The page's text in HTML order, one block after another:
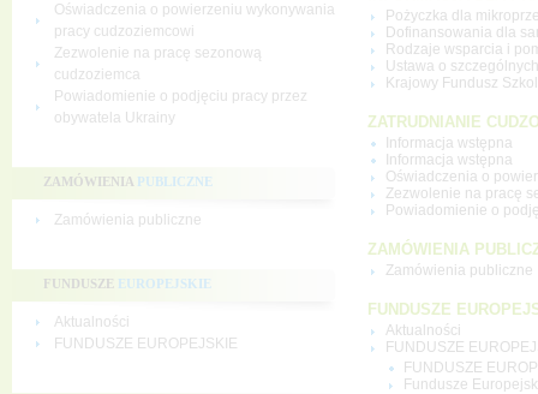
Oświadczenia o powierzeniu wykonywania
pracy cudzoziemcowi
Zezwolenie na pracę sezonową
cudzoziemca
Powiadomienie o podjęciu pracy przez
obywatela Ukrainy
ZAMÓWIENIA PUBLICZNE
Zamówienia publiczne
FUNDUSZE EUROPEJSKIE
Aktualności
FUNDUSZE EUROPEJSKIE
Pożyczka dla
Dofinansowania dla
Rodzaje wsparcia i
Ustawa o
Krajowy Fundusz
ZATRUDNIANIE
Informacja wstępna
Informacja wstępna
Oświadczenia o
Zezwolenie na pracę
Powiadomienie o
ZAMÓWIENIA
Zamówienia publiczne
FUNDUSZE
Aktualności
FUNDUSZE
FUNDUSZE
Fundusze